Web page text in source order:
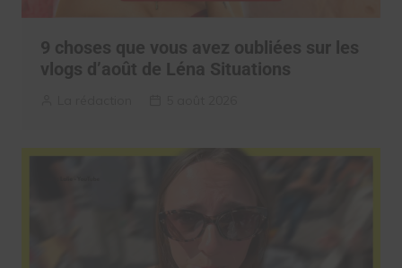
9 choses que vous avez oubliées sur les
vlogs d’août de Léna Situations